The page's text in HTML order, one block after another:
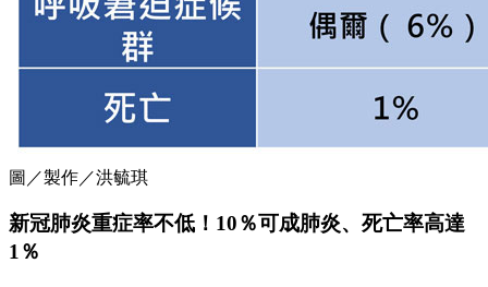
圖／製作／洪毓琪
新冠肺炎重症率不低！10％可成肺炎、死亡率高達
1％